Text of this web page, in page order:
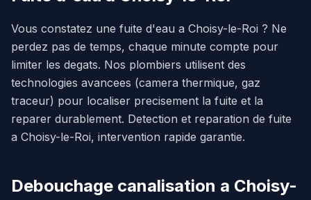
Vous constatez une fuite d'eau a Choisy-le-Roi ? Ne
perdez pas de temps, chaque minute compte pour
limiter les degats. Nos plombiers utilisent des
technologies avancees (camera thermique, gaz
traceur) pour localiser precisement la fuite et la
reparer durablement. Detection et reparation de fuite
a Choisy-le-Roi, intervention rapide garantie.
Debouchage canalisation a Choisy-